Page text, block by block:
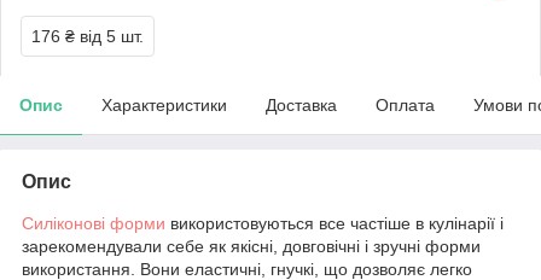
176 ₴ від 5 шт.
Опис Характеристики Доставка Оплата Умови
Опис
Силіконові форми використовуються все частіше в кулінарії і
зарекомендували себе як якісні, довговічні і зручні форми
використання. Вони еластичні, гнучкі, що дозволяє легко